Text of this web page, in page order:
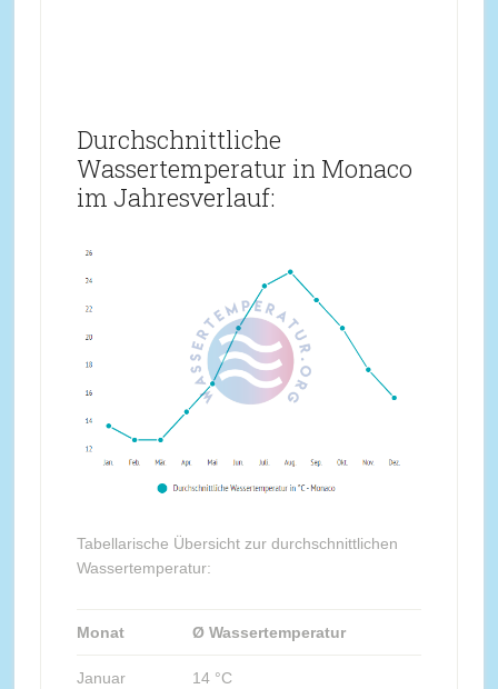
Durchschnittliche
Wassertemperatur in Monaco
im Jahresverlauf:
Tabellarische Übersicht zur durchschnittlichen
Wassertemperatur:
Monat Ø Wassertemperatur
Januar 14 °C